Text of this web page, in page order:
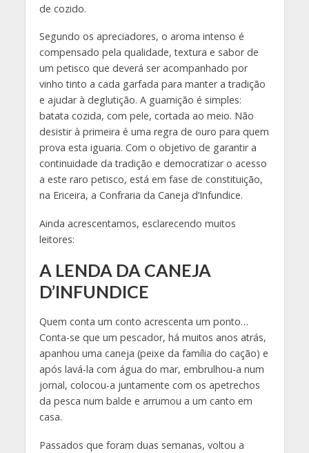
de cozido.
Segundo os apreciadores, o aroma intenso é
compensado pela qualidade, textura e sabor de
um petisco que deverá ser acompanhado por
vinho tinto a cada garfada para manter a tradição
e ajudar à deglutição. A guarnição é simples:
batata cozida, com pele, cortada ao meio. Não
desistir à primeira é uma regra de ouro para quem
prova esta iguaria. Com o objetivo de garantir a
continuidade da tradição e democratizar o acesso
a este raro petisco, está em fase de constituição,
na Ericeira, a Confraria da Caneja d’Infundice.
Ainda acrescentamos, esclarecendo muitos
leitores:
A LENDA DA CANEJA
D’INFUNDICE
Quem conta um conto acrescenta um ponto…
Conta-se que um pescador, há muitos anos atrás,
apanhou uma caneja (peixe da família do cação) e
após lavá-la com água do mar, embrulhou-a num
jornal, colocou-a juntamente com os apetrechos
da pesca num balde e arrumou a um canto em
casa.
Passados que foram duas semanas, voltou a